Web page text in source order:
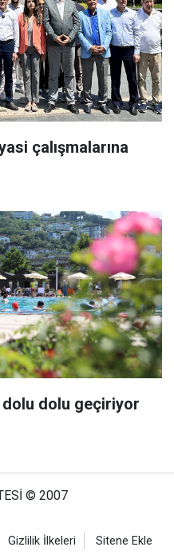
çalışmalarına
dolu geçiriyor
© 2007
Gizlilik İlkeleri Sitene Ekle